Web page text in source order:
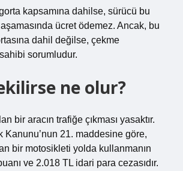
kapsamına dahilse, sürücü bu
ücret ödemez. Ancak, bu
dahil değilse, çekme
sorumludur.
ne olur?
bir aracın trafiğe çıkması yasaktır.
Kanunu’nun 21. maddesine göre,
bir motosikleti yolda kullanmanın
ve 2.018 TL idari para cezasıdır.